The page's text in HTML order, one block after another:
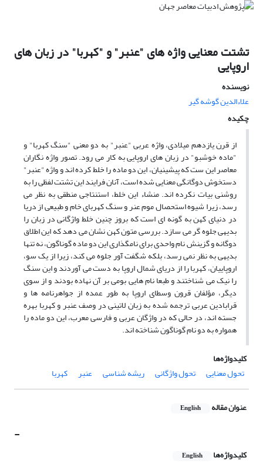
تشتت معنایی واژه های "عنبر" و "کهربا" در زبان های
اروپایی
نویسنده
علاءالدین گوشه گیر
چکیده
از قرن یازدهم میلادی، واژه عربی "عنبر" به دو معنی "سنگ کهربا" و
"ماده خوشبو" در زبان های اروپایی به کار می رود. تصور واژه نگاران
معاصر این ست که پیشینیان، این دو ماده را خلط کرده اند و واژه "عنبر"
دستخوش دوگانگی معنایی شده است، آنان فرایند این تشتت لفظی را به
روشنی بیات نکرده اند. منشاء این خلط، استنتاجی منطقی به نظر می
رسد، زیرا شیوه استحصال موم عنر و سنگ کهربای خام و طبیعی از دریا
در دنیای کهن به گونه ای است که بروز چنین خلط واژگانی در زبان را
بدیهی جلوه گر می سازد. بررسی متون کهن نشان می دهد که این اطلاق
دوگانه و گزینش نام واحدی برای نامگذاری این دو ماده گوناگون، نه تنها
بدیهی به نظر نمی رسد، بلکه شگفت آور جلوه می کند، زیرا از یک سو،
اروپاییان، کهربا را از دریای شمال اروپا به دست می آوردند و این سنگ
را نیک می شناختند و طبعا نام هایی بومی بر آن نهاده بودند و از سوی
دیگر، مؤلفان قرون وسطای اروپا به طور عمده از جواهرنامه ها و
قرابادین عربی ترجمه شده به زبان لاتینی در وصف عنبر و کهربا بهره
جسته اند، در حالی که در واژگان عربی و فارسی معرب، این دو ماده را
همواره به دو نام گوناگون شناخته اند.
کلیدواژه‌ها
تحول معنایی
تحول واژگانی ریشه شناسی عنبر کهربا
عنوان مقاله English
-
کلیدواژه‌ها English